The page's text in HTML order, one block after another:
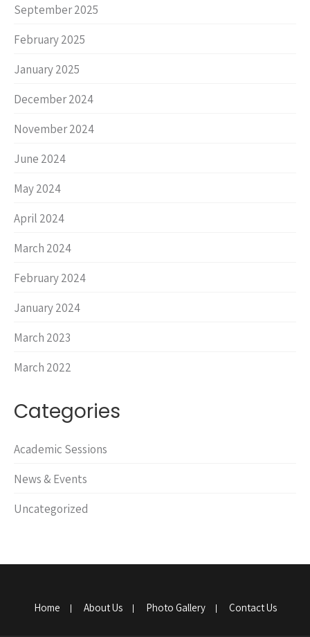
September 2025
February 2025
January 2025
December 2024
November 2024
June 2024
May 2024
April 2024
March 2024
February 2024
January 2024
March 2023
March 2022
Categories
Academic Sessions
News & Events
Uncategorized
Home About Us Photo Gallery Contact Us